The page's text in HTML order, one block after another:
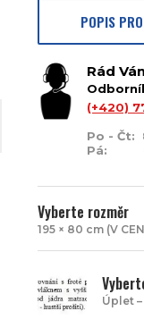
POPIS
Rád
(+420)
Po - Čt:
Pá:
Vyberte rozměr
195 × 80 cm (V
Úplet